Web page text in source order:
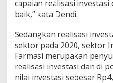
capaian realisasi investasi
baik,” kata Dendi.
Sedangkan realisasi
sektor pada 2020, sektor
Farmasi merupakan
realisasi investasi dan di
nilai investasi sebesar